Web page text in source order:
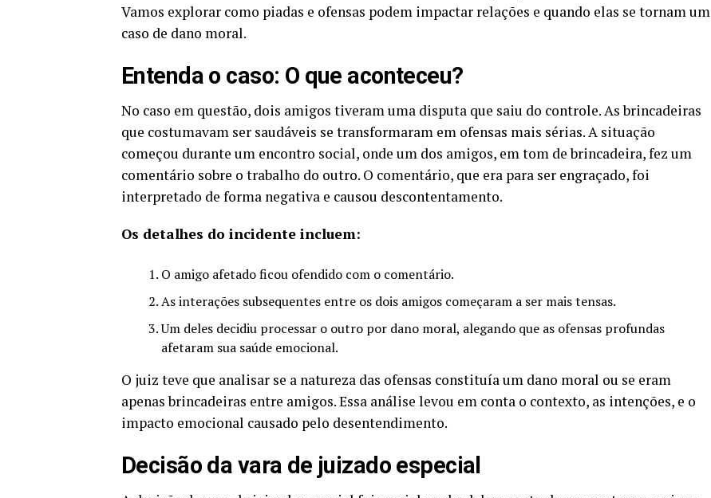
Vamos explorar como piadas e ofensas podem impactar relações e quando elas se tornam um
caso de dano moral.
Entenda o caso: O que aconteceu?
No caso em questão, dois amigos tiveram uma disputa que saiu do controle. As brincadeiras
que costumavam ser saudáveis se transformaram em ofensas mais sérias. A situação
começou durante um encontro social, onde um dos amigos, em tom de brincadeira, fez um
comentário sobre o trabalho do outro. O comentário, que era para ser engraçado, foi
interpretado de forma negativa e causou descontentamento.
Os detalhes do incidente incluem:
O amigo afetado ficou ofendido com o comentário.
As interações subsequentes entre os dois amigos começaram a ser mais tensas.
Um deles decidiu processar o outro por dano moral, alegando que as ofensas profundas
afetaram sua saúde emocional.
O juiz teve que analisar se a natureza das ofensas constituía um dano moral ou se eram
apenas brincadeiras entre amigos. Essa análise levou em conta o contexto, as intenções, e o
impacto emocional causado pelo desentendimento.
Decisão da vara de juizado especial